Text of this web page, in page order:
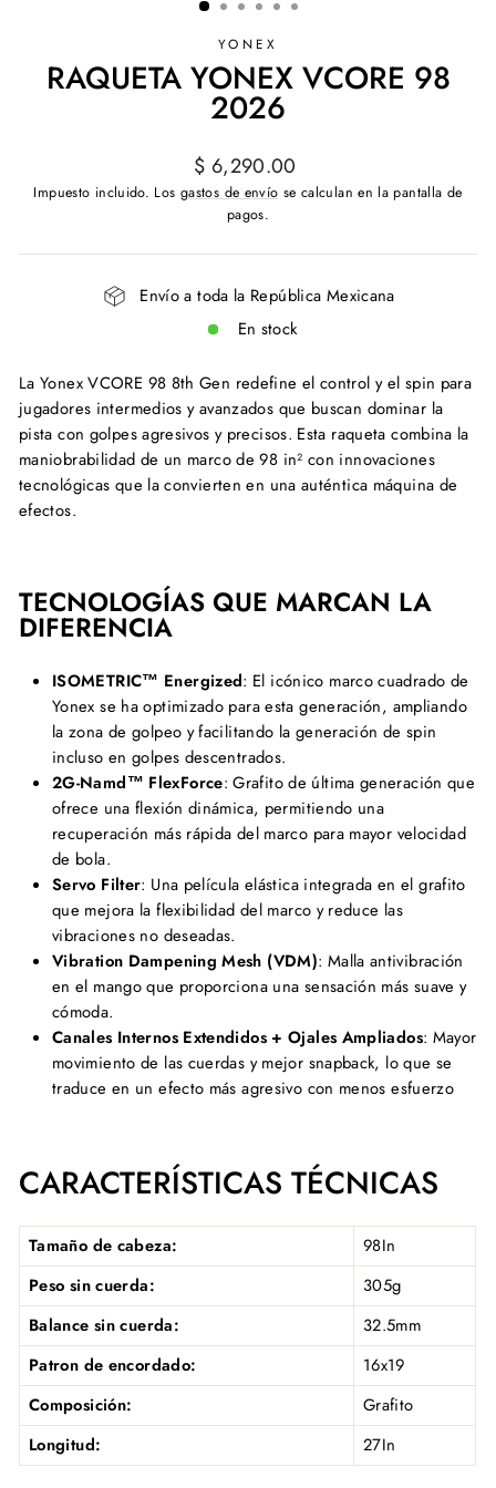
YONEX
RAQUETA YONEX VCORE 98
2026
Precio
habitual
$ 6,290.00
Impuesto incluido. Los gastos de envío se calculan en la pantalla de
pagos.
Envío a toda la República Mexicana
En stock
La Yonex VCORE 98 8th Gen redefine el control y el spin para
jugadores intermedios y avanzados que buscan dominar la
pista con golpes agresivos y precisos. Esta raqueta combina la
maniobrabilidad de un marco de 98 in² con innovaciones
tecnológicas que la convierten en una auténtica máquina de
efectos.
TECNOLOGÍAS QUE MARCAN LA
DIFERENCIA
ISOMETRIC™ Energized: El icónico marco cuadrado de
Yonex se ha optimizado para esta generación, ampliando
la zona de golpeo y facilitando la generación de spin
incluso en golpes descentrados.
2G-Namd™ FlexForce: Grafito de última generación que
ofrece una flexión dinámica, permitiendo una
recuperación más rápida del marco para mayor velocidad
de bola.
Servo Filter: Una película elástica integrada en el grafito
que mejora la flexibilidad del marco y reduce las
vibraciones no deseadas.
Vibration Dampening Mesh (VDM): Malla antivibración
en el mango que proporciona una sensación más suave y
cómoda.
Canales Internos Extendidos + Ojales Ampliados: Mayor
movimiento de las cuerdas y mejor snapback, lo que se
traduce en un efecto más agresivo con menos esfuerzo
CARACTERÍSTICAS TÉCNICAS
Tamaño de cabeza:
98In
Peso sin cuerda:
305g
Balance sin cuerda:
32.5mm
Patron de encordado:
16x19
Composición:
Grafito
Longitud:
27In